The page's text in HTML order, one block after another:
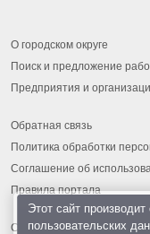
О городском округе
Поиск и предложение
Предприятия и
Обратная связь
Политика обработки
Соглашение об
Правила портала
Этот сайт производит
пользовательских